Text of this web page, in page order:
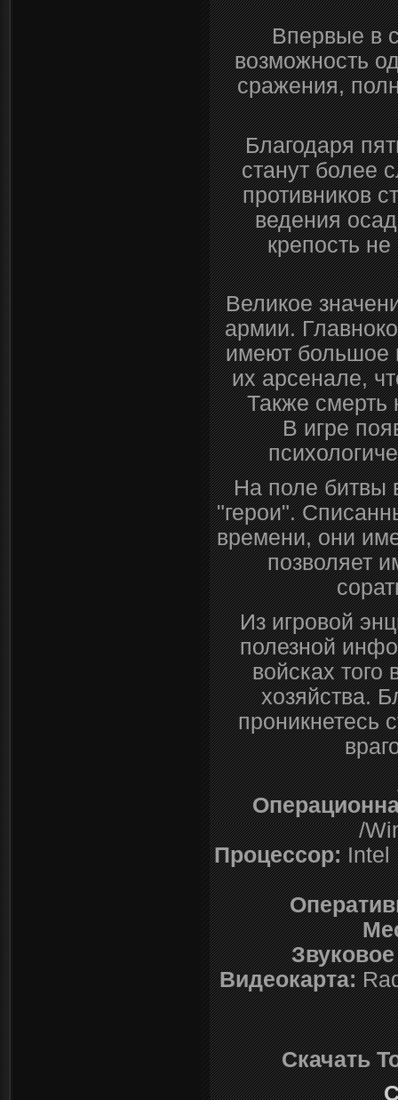
Впервые в
возможность
сражения,
Благодаря
станут более
противников
ведения
крепость
Великое
армии.
имеют большое
их арсенале,
Также смерть
В игре
На поле битвы
"герои".
времени, они
позволяет
Из игровой
полезной
войсках того
хозяйства.
проникнетесь
/
Процессор:Intel
Видеокарта:
Скачать